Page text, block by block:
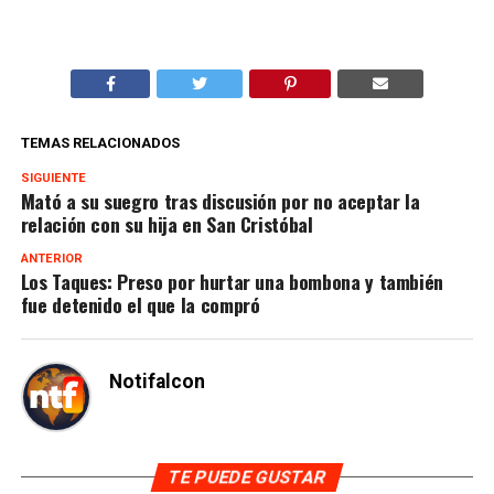
TEMAS RELACIONADOS
SIGUIENTE
Mató a su suegro tras discusión por no aceptar la
relación con su hija en San Cristóbal
ANTERIOR
Los Taques: Preso por hurtar una bombona y también
fue detenido el que la compró
Notifalcon
TE PUEDE GUSTAR